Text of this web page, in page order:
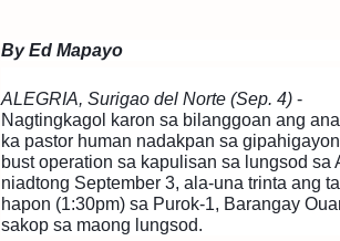
By Ed Mapayo
ALEGRIA, Surigao del Norte (Sep. 4) -
Nagtingkagol karon sa bilanggoan ang
ka pastor human nadakpan sa
bust operation sa kapulisan sa lungsod sa
niadtong September 3, ala-una trinta ang
hapon (1:30pm) sa Purok-1, Barangay
sakop sa maong lungsod.